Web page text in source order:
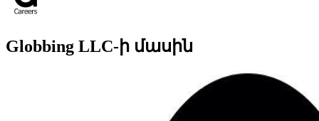
Globbing LLC-ի մասին